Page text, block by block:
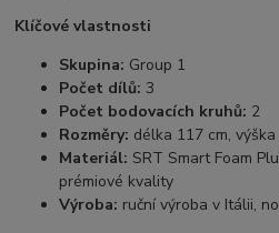
Klíčové vlastnosti
Skupina: Group 1
Počet dílů: 3
Počet bodovacích kruhů: 2
Rozměry: délka 117 cm,
Materiál: SRT Smart Foam
prémiové kvality
Výroba: ruční výroba v Itálii,